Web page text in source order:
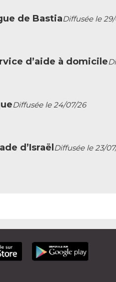
de BastiaDiffusée le
d’aide à domicile
Diffusée le 24/07/26
d’Israël Diffusée le 23/